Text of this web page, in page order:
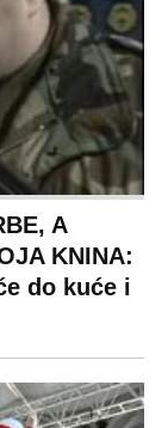
bunde
dinara!